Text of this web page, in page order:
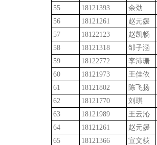
55
18121393 余劲
56
18121261 赵元媛
57
18122123 赵凯畅
58
18121318 邹子涵
59
18122772 李沛珊
60
18121973 王佳依
61
18121802 陈飞扬
62
18121770 刘琪
63
18121989 王云沁
64
18121261 赵元媛
65
18121366 宣文荻